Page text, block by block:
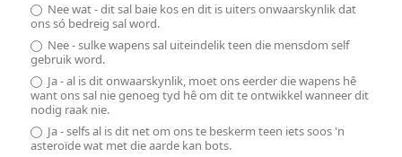
Nee wat - dit sal baie kos en dit is uiters onwaarskynlik dat
ons só bedreig sal word.
Nee - sulke wapens sal uiteindelik teen die mensdom self
gebruik word.
Ja - al is dit onwaarskynlik, moet ons eerder die wapens hê
want ons sal nie genoeg tyd hê om dit te ontwikkel wanneer dit
nodig raak nie.
Ja - selfs al is dit net om ons te beskerm teen iets soos 'n
asteroïde wat met die aarde kan bots.